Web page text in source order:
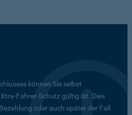
können Sie selbst
Fahrer-Schutz gültig ist. Dies
oder auch später der Fall